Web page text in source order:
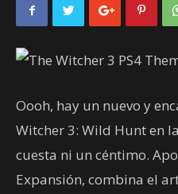
Oooh, hay un nuevo y
Witcher 3: Wild Hunt en
cuesta ni un céntimo.
Expansión, combina el